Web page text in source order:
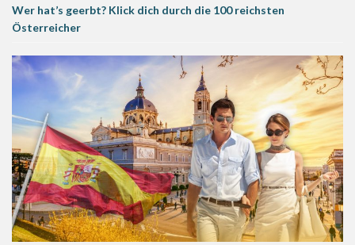
Wer hat’s geerbt? Klick dich durch die 100 reichsten
Österreicher